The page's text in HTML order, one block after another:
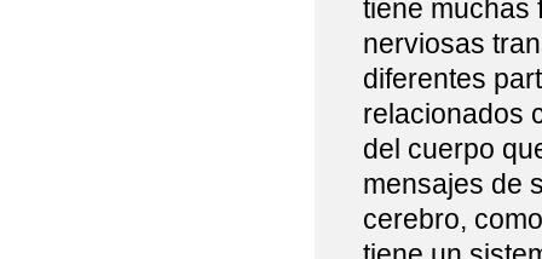
tiene muchas
nerviosas
diferentes
relacionados
del cuerpo
mensajes de
cerebro,